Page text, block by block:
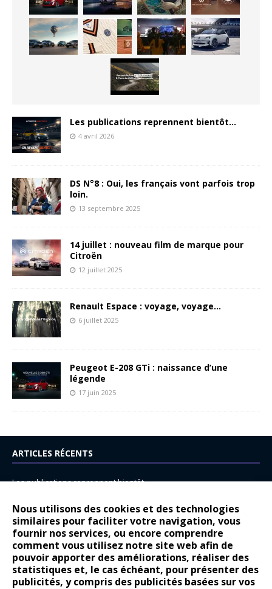
Nous utilisons des cookies et des technologies
similaires pour faciliter votre navigation, vous
fournir nos services, ou encore comprendre
comment vous utilisez notre site web afin de
pouvoir apporter des améliorations, réaliser des
statistiques et, le cas échéant, pour présenter des
publicités, y compris des publicités basées sur vos
Les publications reprennent bientôt…
4 avril 2026
DS N°8 : Oui, les français vont parfois trop
loin.
13 septembre 2025
14 juillet : nouveau film de marque pour
Citroën
12 juillet 2025
Renault Espace : voyage, voyage…
6 juillet 2025
Peugeot E-208 GTi : naissance d’une
légende
17 juin 2025
ARTICLES RÉCENTS
Les publications reprennent bientôt…
14 juillet : nouveau film de marque pour Citroën
Renault Espace : voyage, voyage…
Peugeot E-208 GTi : naissance d’une légende
COMMENTAIRES RÉCENTS